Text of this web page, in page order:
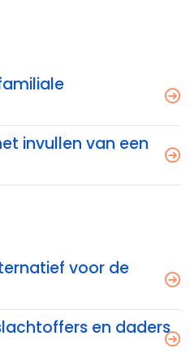
invullen van een
voor de
en daders